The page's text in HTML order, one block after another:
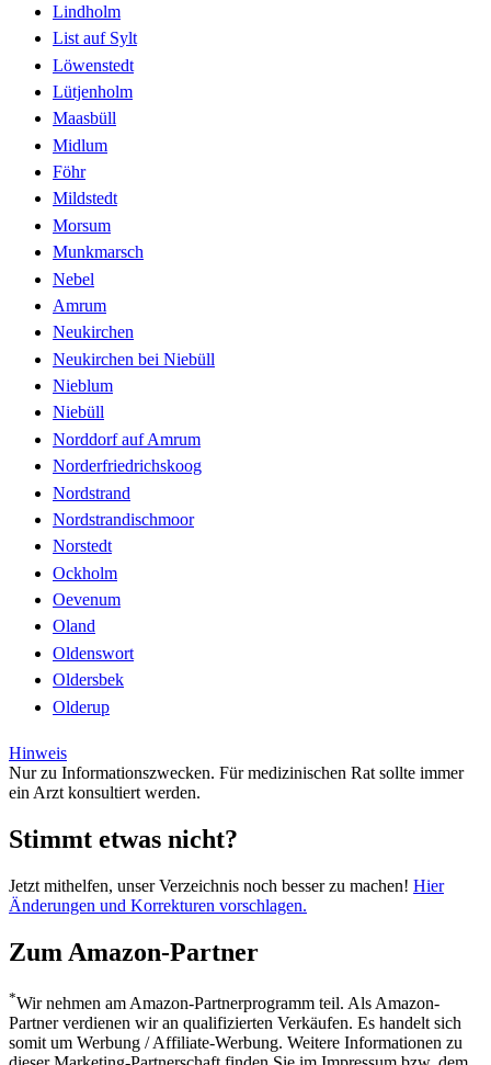
Lindholm
List auf Sylt
Löwenstedt
Lütjenholm
Maasbüll
Midlum
Föhr
Mildstedt
Morsum
Munkmarsch
Nebel
Amrum
Neukirchen
Neukirchen bei Niebüll
Nieblum
Niebüll
Norddorf auf Amrum
Norderfriedrichskoog
Nordstrand
Nordstrandischmoor
Norstedt
Ockholm
Oevenum
Oland
Oldenswort
Oldersbek
Olderup
Hinweis
Nur zu Informationszwecken. Für medizinischen Rat sollte immer
ein Arzt konsultiert werden.
Stimmt etwas nicht?
Jetzt mithelfen, unser Verzeichnis noch besser zu machen! Hier
Änderungen und Korrekturen vorschlagen.
Zum Amazon-Partner
*Wir nehmen am Amazon-Partnerprogramm teil. Als Amazon-
Partner verdienen wir an qualifizierten Verkäufen. Es handelt sich
somit um Werbung / Affiliate-Werbung. Weitere Informationen zu